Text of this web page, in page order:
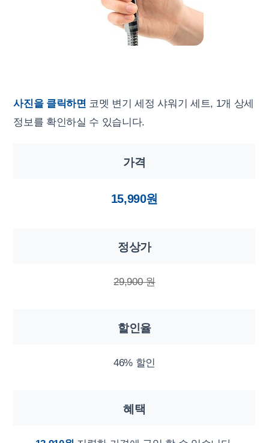
사진을 클릭하면 코멧 변기 세정 샤워기 세트, 1개 상세
정보를 확인하실 수 있습니다.
가격
15,990원
정상가
29,900 원
할인율
46% 할인
혜택